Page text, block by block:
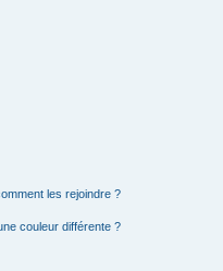
les rejoindre ?
couleur différente ?